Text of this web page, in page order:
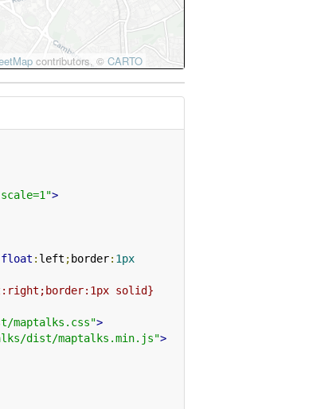
>
float : left ; border: 1px
solid}
maptalks.css">
dist/maptalks.min.js">